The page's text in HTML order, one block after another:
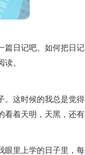
篇日记吧。如何把日记
。
。这时候的我总是觉得
看着天明，天黑，还有
眼里上学的日子里，每